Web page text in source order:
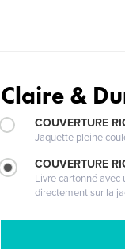
Claire &
COUVERTURE
Jaquette pleine
COUVERTURE
Livre cartonné
directement sur la